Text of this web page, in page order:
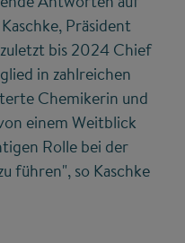
Präsident
bis 2024 Chief
in zahlreichen
Chemikerin und
einem Weitblick
Rolle bei der
führen", so Kaschke